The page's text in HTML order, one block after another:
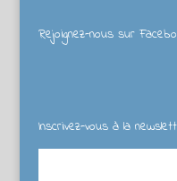
Rejoignez-nous sur
Inscrivez-vous à la